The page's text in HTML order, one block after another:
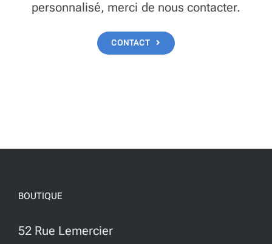
personnalisé, merci de nous contacter.
CONTACT
BOUTIQUE
52 Rue Lemercier